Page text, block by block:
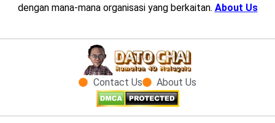
dengan mana-mana organisasi yang berkaitan. About Us
Contact Us About Us